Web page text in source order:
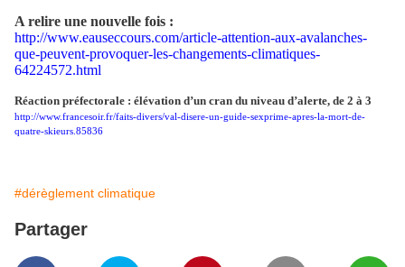
A relire une nouvelle fois :
http://www.eauseccours.com/article-attention-aux-avalanches-
que-peuvent-provoquer-les-changements-climatiques-
64224572.html
Réaction préfectorale : élévation d’un cran du niveau d’alerte, de 2 à 3
http://www.francesoir.fr/faits-divers/val-disere-un-guide-sexprime-apres-la-mort-de-
quatre-skieurs.85836
#dérèglement climatique
Partager